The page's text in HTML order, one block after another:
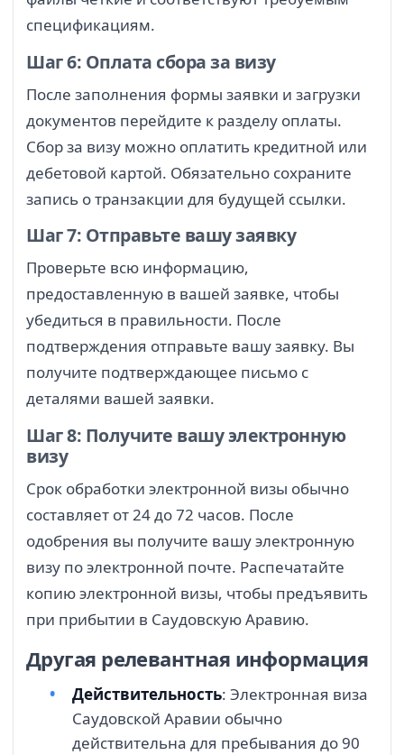
спецификациям.
Шаг 6: Оплата сбора за визу
После заполнения формы заявки и загрузки
документов перейдите к разделу оплаты.
Сбор за визу можно оплатить кредитной или
дебетовой картой. Обязательно сохраните
запись о транзакции для будущей ссылки.
Шаг 7: Отправьте вашу заявку
Проверьте всю информацию,
предоставленную в вашей заявке, чтобы
убедиться в правильности. После
подтверждения отправьте вашу заявку. Вы
получите подтверждающее письмо с
деталями вашей заявки.
Шаг 8: Получите вашу электронную
визу
Срок обработки электронной визы обычно
составляет от 24 до 72 часов. После
одобрения вы получите вашу электронную
визу по электронной почте. Распечатайте
копию электронной визы, чтобы предъявить
при прибытии в Саудовскую Аравию.
Другая релевантная информация
Действительность: Электронная виза
Саудовской Аравии обычно
действительна для пребывания до 90